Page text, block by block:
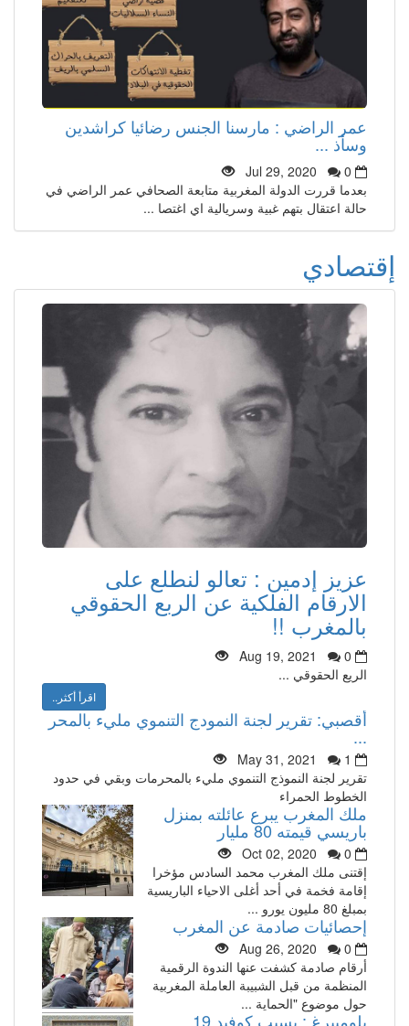
عمر الراضي : مارسنا الجنس رضائيا كراشدين
وسأذ ...
Jul 29, 2020
0
بعدما قررت الدولة المغربية متابعة الصحافي عمر الراضي في
حالة اعتقال بتهم غبية وسريالية اي اغتصا ...
إقتصادي
عزيز إدمين : تعالو لنطلع على
الارقام الفلكية عن الربع الحقوقي
بالمغرب !!
Aug 19, 2021
0
الريع الحقوقي ...
اقرأ أكثر..
أقصبي: تقرير لجنة النمودج التنموي مليء بالمحر
May 31, 2021
1
تقرير لجنة النموذج التنموي مليء بالمحرمات وبقي في حدود
الخطوط الحمراء
ملك المغرب يبرع عائلته بمنزل
باريسي قيمته 80 مليار
Oct 02, 2020
0
إقتنى ملك المغرب محمد السادس مؤخرا
إقامة فخمة في أحد أغلى الاحياء الباريسية
بمبلغ 80 مليون يورو ...
إحصائيات صادمة عن المغرب
Aug 26, 2020
0
أرقام صادمة كشفت عنها الندوة الرقمية
المنظمة من قبل الشبيبة العاملة المغربية
حول موضوع "الحماية ...
بلومبيرغ : بسبب كوفيد 19